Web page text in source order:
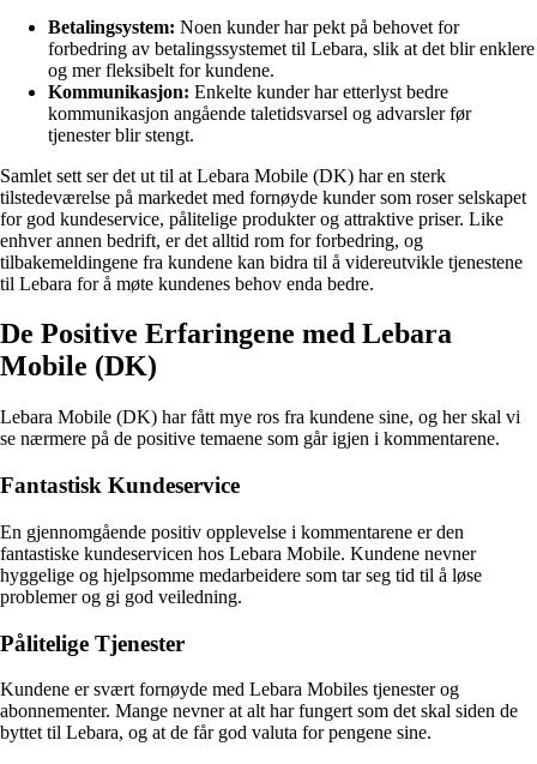
Betalingsystem: Noen kunder har pekt på behovet for
forbedring av betalingssystemet til Lebara, slik at det blir enklere
og mer fleksibelt for kundene.
Kommunikasjon: Enkelte kunder har etterlyst bedre
kommunikasjon angående taletidsvarsel og advarsler før
tjenester blir stengt.
Samlet sett ser det ut til at Lebara Mobile (DK) har en sterk
tilstedeværelse på markedet med fornøyde kunder som roser selskapet
for god kundeservice, pålitelige produkter og attraktive priser. Like
enhver annen bedrift, er det alltid rom for forbedring, og
tilbakemeldingene fra kundene kan bidra til å videreutvikle tjenestene
til Lebara for å møte kundenes behov enda bedre.
De Positive Erfaringene med Lebara
Mobile (DK)
Lebara Mobile (DK) har fått mye ros fra kundene sine, og her skal vi
se nærmere på de positive temaene som går igjen i kommentarene.
Fantastisk Kundeservice
En gjennomgående positiv opplevelse i kommentarene er den
fantastiske kundeservicen hos Lebara Mobile. Kundene nevner
hyggelige og hjelpsomme medarbeidere som tar seg tid til å løse
problemer og gi god veiledning.
Pålitelige Tjenester
Kundene er svært fornøyde med Lebara Mobiles tjenester og
abonnementer. Mange nevner at alt har fungert som det skal siden de
byttet til Lebara, og at de får god valuta for pengene sine.